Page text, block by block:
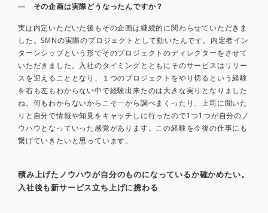
― その企画は実際どうなったんですか？
実は内定いただいた後もその企画は継続的に関わらせていただきま
した。SMNの実際のプロジェクトとして動いたんです。内定者イン
ターンシップという形でそのプロジェクトのディレクターをさせて
いただきました。入社のタイミングとともにそのサービスはリリー
スを迎えることとなり、１つのプロジェクトをやり切るという経験
を右も左もわからない中で経験出来たのは大きな実りとなりました
ね。何もわからないからこそ一から調べまくったり、上司に聞いた
りと自分で情報や知見をキャッチしに行ったので1つ1つが自分のノ
ウハウとなっていった感覚があります。この経験を今後の仕事にも
繋げていきたいと思っています。
積み上げたノウハウが自分のものになっているか確かめたい。
入社後も新サービス立ち上げに携わる